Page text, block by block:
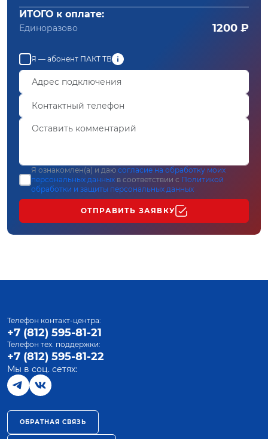
ИТОГО к оплате:
Единоразово 1200 ₽
Я — абонент ПАКТ ТВ
Я ознакомлен(а) и даю согласие на обработку моих
персональных данных в соответствии с Политикой
обработки и защиты персональных данных
ОТПРАВИТЬ ЗАЯВКУ
Телефон контакт-центра:
+7 (812) 595-81-21
Телефон тех. поддержки:
+7 (812) 595-81-22
Мы в соц. сетях:
ОБРАТНАЯ СВЯЗЬ